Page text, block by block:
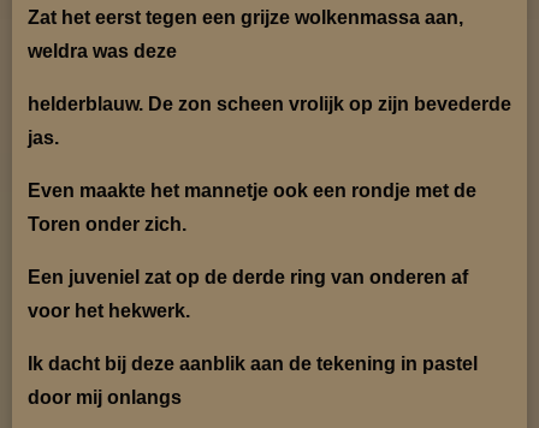
Zat het eerst tegen een grijze wolkenmassa aan,
weldra was deze
helderblauw. De zon scheen vrolijk op zijn bevederde
jas.
Even maakte het mannetje ook een rondje met de
Toren onder zich.
Een juveniel zat op de derde ring van onderen af
voor het hekwerk.
Ik dacht bij deze aanblik aan de tekening in pastel
door mij onlangs